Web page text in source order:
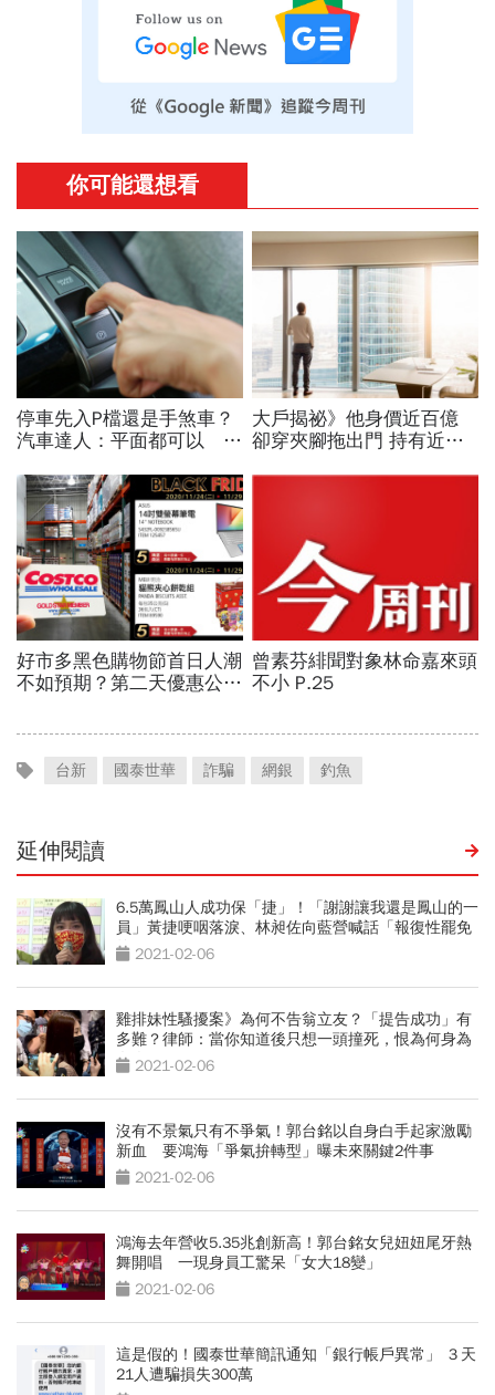
台新 國泰世華 詐騙 網銀 釣魚
延伸閱讀
6.5萬鳳山人成功保「捷」！「謝謝讓我還是鳳山的一
員」黃捷哽咽落淚、林昶佐向藍營喊話「報復性罷免
夠了！」
2021-02-06
雞排妹性騷擾案》為何不告翁立友？「提告成功」有
多難？律師：當你知道後只想一頭撞死，恨為何身為
女人2021-02-06
沒有不景氣只有不爭氣！郭台銘以自身白手起家激勵
新血 要鴻海「爭氣拚轉型」曝未來關鍵2件事
2021-02-06
鴻海去年營收5.35兆創新高！郭台銘女兒妞妞尾牙熱
舞開唱 一現身員工驚呆「女大18變」
2021-02-06
這是假的！國泰世華簡訊通知「銀行帳戶異常」 ３天
21人遭騙損失300萬